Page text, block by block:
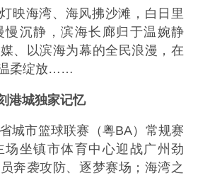
映海湾、海风拂沙滩，白日里
慢沉静，滨海长廊归于温婉静
、以滨海为幕的全民浪漫，在
柔绽放……
港城独家记忆
城市篮球联赛（粤BA）常规赛
场坐镇市体育中心迎战广州劲
奔袭攻防、逐梦赛场；海湾之